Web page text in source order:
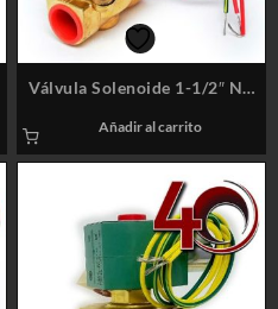
Válvula Solenoide 1-1/2″ NC
ASCO / 8210G022
Añadir al carrito